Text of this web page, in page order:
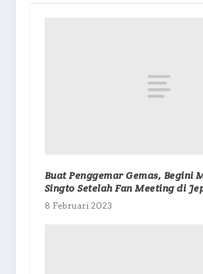
Buat Penggemar Gemas, Begini
Singto Setelah Fan Meeting di
8 Februari 2023